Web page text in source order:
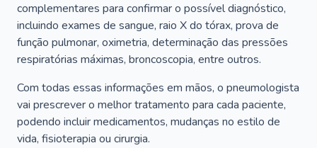
complementares para confirmar o possível diagnóstico,
incluindo exames de sangue, raio X do tórax, prova de
função pulmonar, oximetria, determinação das pressões
respiratórias máximas, broncoscopia, entre outros.
Com todas essas informações em mãos, o pneumologista
vai prescrever o melhor tratamento para cada paciente,
podendo incluir medicamentos, mudanças no estilo de
vida, fisioterapia ou cirurgia.